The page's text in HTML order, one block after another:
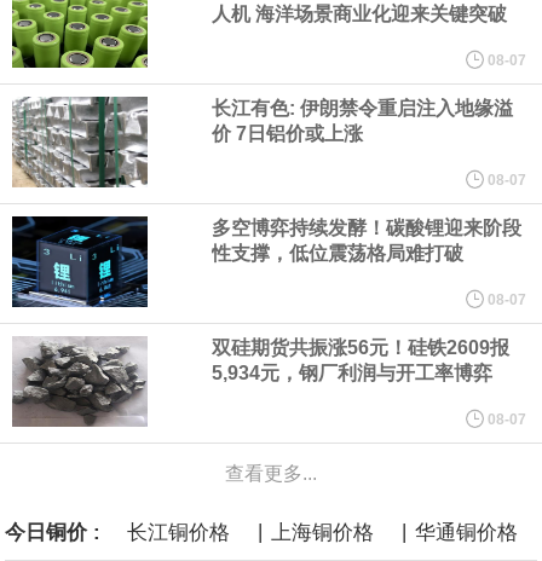
研发费用金额分别为4,995.18万元、7,001.70万元、14,496.56万
元，最近3年复合增长率达70.36%，呈快速增长趋势，并形成多项
核心技术和知识产权。截至2026年1月31日，公司拥有262项专利权
（含境内发明专利20项）。
纽约期银日内涨4%，现报64.08美元/盎司。
宇树科技董事长、总经理兼首席技术官王兴兴在网上路演时表示，
经过多年研发创新和技术积累，公司逐步形成了包括一体化关节集
成技术、高紧凑度机器人身体集成技术、机器人激光雷达全自研核
心技术等多项已商业化应用的核心技术并已应用于公司的高性能通
人机 海洋场景商业化迎来关键突破
08-07
长江有色: 伊朗禁令重启注入地缘溢
价 7日铝价或上涨
08-07
多空博弈持续发酵！碳酸锂迎来阶段
性支撑，低位震荡格局难打破
08-07
双硅期货共振涨56元！硅铁2609报
5,934元，钢厂利润与开工率博弈
08-07
查看更多...
今日铜价 : 长江铜价格 | 上海铜价格 | 华通铜价格